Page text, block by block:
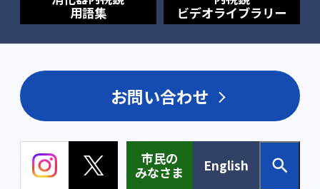
用語集
ビデオライブラリー
お問い合わせ
市民の
みなさま
English